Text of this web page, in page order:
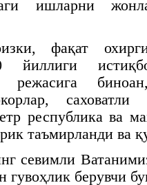
ишларни
фақат
йиллиги
режасига
республика ва
таъмирланди ва
севимли
гувоҳлик берувчи